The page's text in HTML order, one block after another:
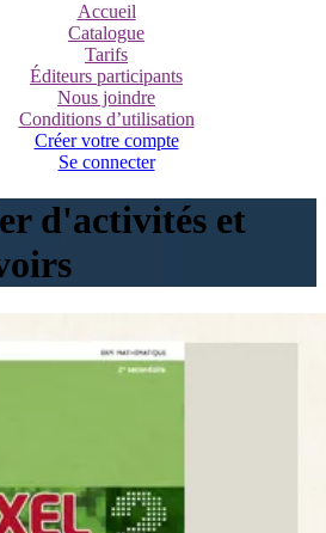
Accueil
Catalogue
Tarifs
Éditeurs participants
Nous joindre
Conditions d’utilisation
Créer votre compte
Se connecter
d'activités et